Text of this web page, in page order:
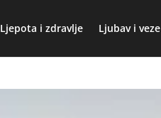
Ljepota i zdravlje Ljubav i veze